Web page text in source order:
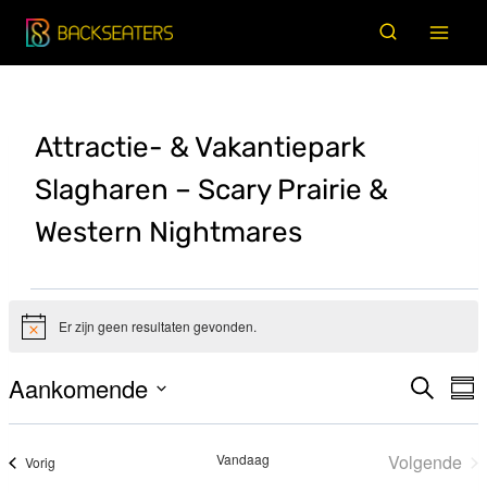
Doorgaan
naar
Attractie- & Vakantiepark
Slagharen – Scary Prairie &
Western Nightmares
Evenementen
BerichtEr zijn geen resultaten gevonden.
en
Zoeken
Aankomende
Selecteer
datum
Vorig Vandaag
Volgende